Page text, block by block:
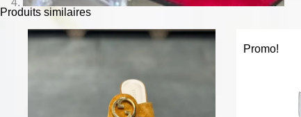
Produits similaires
Promo!